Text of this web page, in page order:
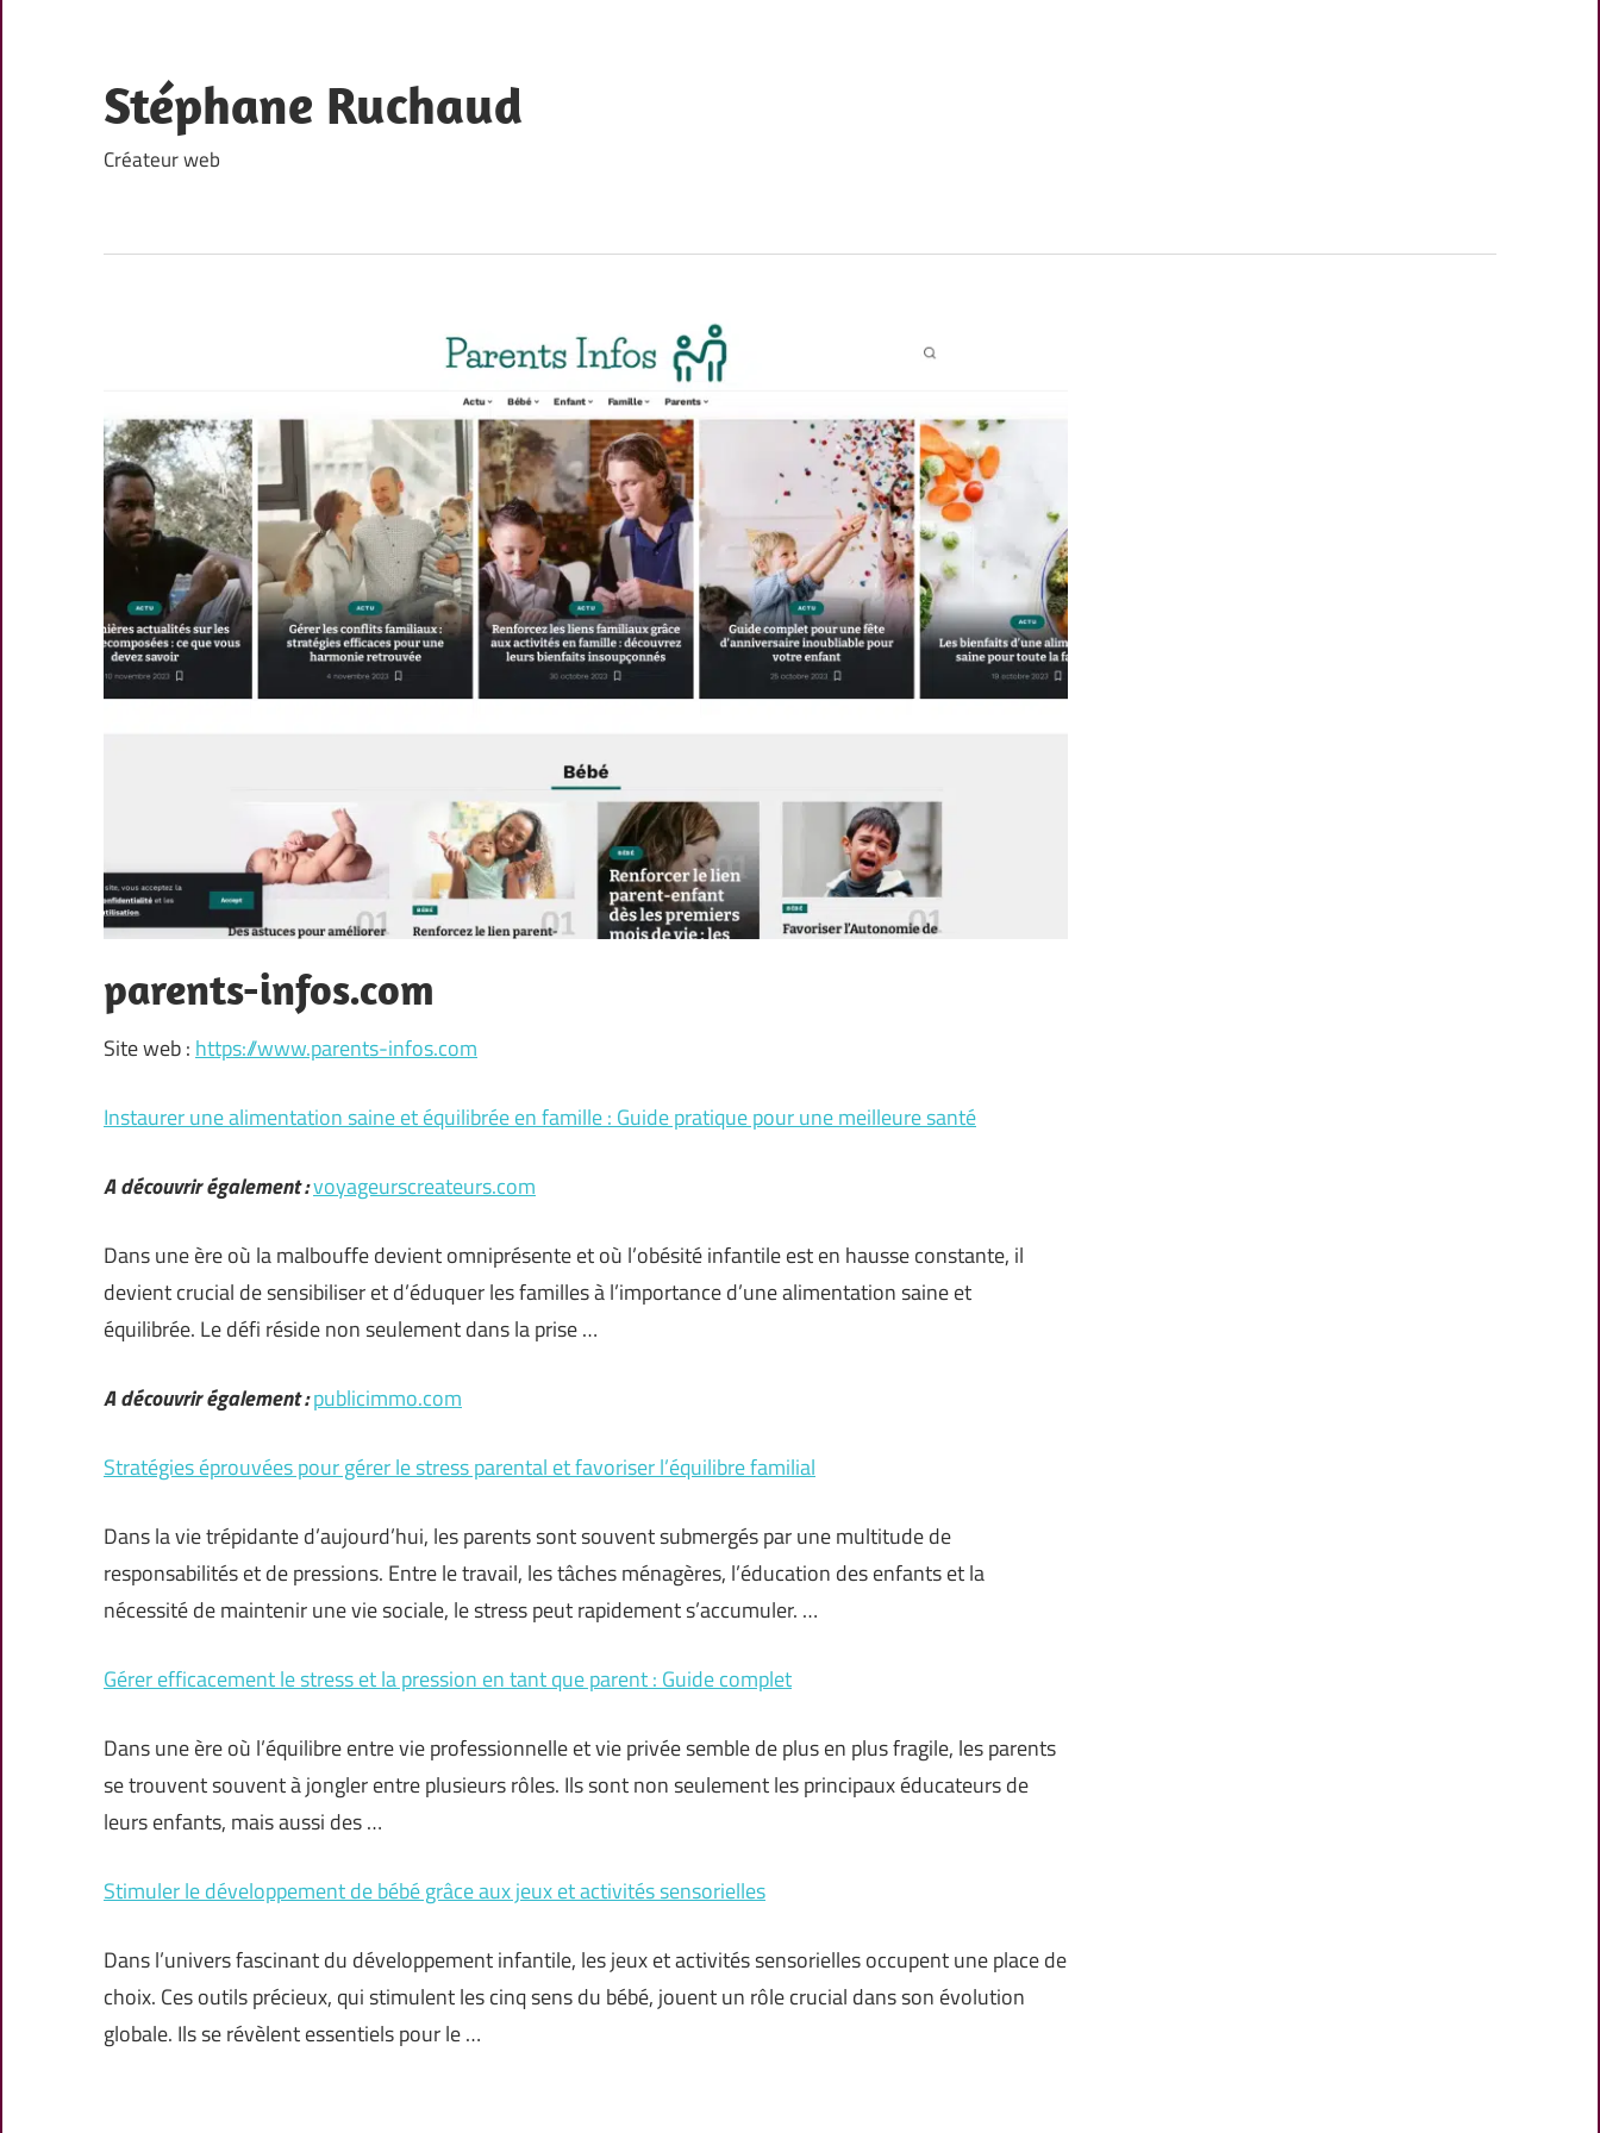
content
Stéphane Ruchaud
Créateur web
parents-infos.com
Site web : https://www.parents-infos.com
Instaurer une alimentation saine et équilibrée en famille : Guide pratique pour une meilleure santé
A découvrir également :voyageurscreateurs.com
Dans une ère où la malbouffe devient omniprésente et où l’obésité infantile est en hausse constante, il
devient crucial de sensibiliser et d’éduquer les familles à l’importance d’une alimentation saine et
équilibrée. Le défi réside non seulement dans la prise …
A découvrir également :publicimmo.com
Stratégies éprouvées pour gérer le stress parental et favoriser l’équilibre familial
Dans la vie trépidante d’aujourd’hui, les parents sont souvent submergés par une multitude de
responsabilités et de pressions. Entre le travail, les tâches ménagères, l’éducation des enfants et la
nécessité de maintenir une vie sociale, le stress peut rapidement s’accumuler. …
Gérer efficacement le stress et la pression en tant que parent : Guide complet
Dans une ère où l’équilibre entre vie professionnelle et vie privée semble de plus en plus fragile, les parents
se trouvent souvent à jongler entre plusieurs rôles. Ils sont non seulement les principaux éducateurs de
leurs enfants, mais aussi des …
Stimuler le développement de bébé grâce aux jeux et activités sensorielles
Dans l’univers fascinant du développement infantile, les jeux et activités sensorielles occupent une place de
choix. Ces outils précieux, qui stimulent les cinq sens du bébé, jouent un rôle crucial dans son évolution
globale. Ils se révèlent essentiels pour le …